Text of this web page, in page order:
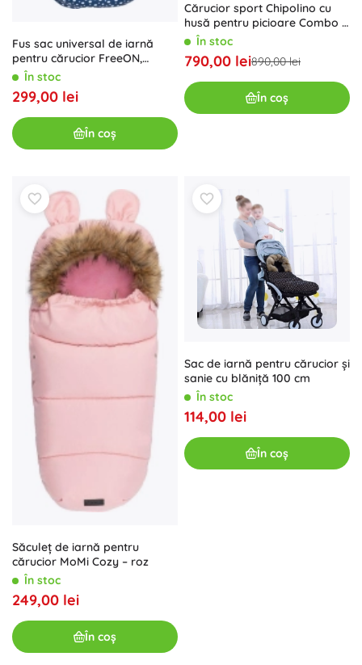
Fus sac universal de iarnă
pentru cărucior FreeON,
albastru
În stoc
299,00 lei
În coș
Cărucior sport Chipolino cu
husă pentru picioare Combo –
RoseÎn stoc
790,00 lei890,00 lei
În coș
Săculeț de iarnă pentru
cărucior MoMi Cozy – roz
În stoc
249,00 lei
În coș
Sac de iarnă pentru cărucior și
sanie cu blăniță 100 cm
În stoc
114,00 lei
În coș